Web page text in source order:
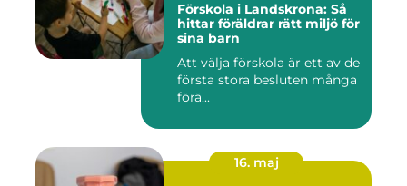
Förskola i Landskrona: Så
hittar föräldrar rätt miljö för
sina barn
Att välja förskola är ett av de
första stora besluten många
förä...
16. maj